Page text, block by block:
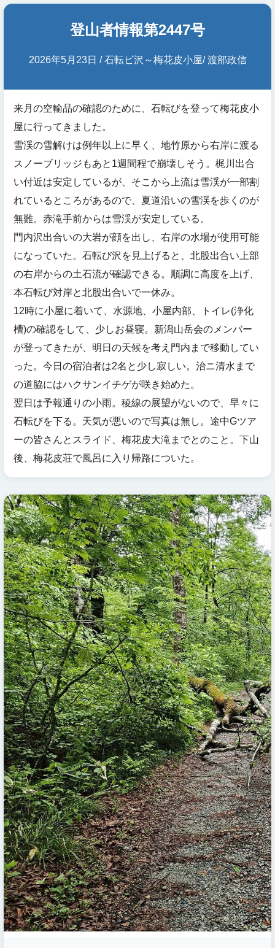
登山者情報第2447号
2026年5月23日 / 石転ビ沢～梅花皮小屋/ 渡部政信
来月の空輸品の確認のために、石転びを登って梅花皮小
屋に行ってきました。
雪渓の雪解けは例年以上に早く、地竹原から右岸に渡る
スノーブリッジもあと1週間程で崩壊しそう。梶川出合
い付近は安定しているが、そこから上流は雪渓が一部割
れているところがあるので、夏道沿いの雪渓を歩くのが
無難。赤滝手前からは雪渓が安定している。
門内沢出合いの大岩が顔を出し、右岸の水場が使用可能
になっていた。石転び沢を見上げると、北股出合い上部
の右岸からの土石流が確認できる。順調に高度を上げ、
本石転び対岸と北股出合いで一休み。
12時に小屋に着いて、水源地、小屋内部、トイレ(浄化
槽)の確認をして、少しお昼寝。新潟山岳会のメンバー
が登ってきたが、明日の天候を考え門内まで移動してい
った。今日の宿泊者は2名と少し寂しい。治ニ清水まで
の道脇にはハクサンイチゲが咲き始めた。
翌日は予報通りの小雨。稜線の展望がないので、早々に
石転びを下る。天気が悪いので写真は無し。途中Gツア
ーの皆さんとスライド、梅花皮大滝までとのこと。下山
後、梅花皮荘で風呂に入り帰路についた。